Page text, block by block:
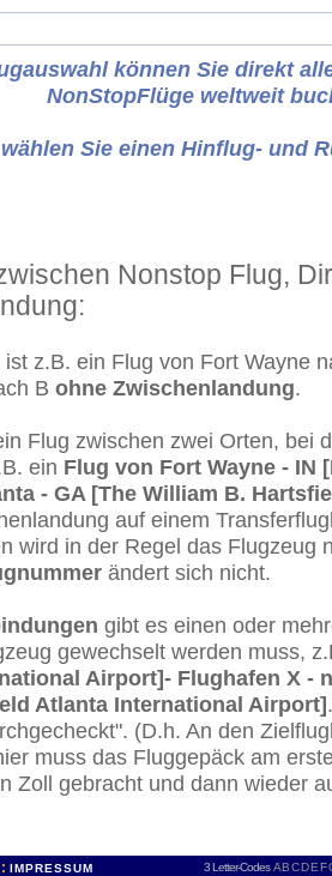
können Sie direkt
NonStopFlüge weltweit
Sie einen Hinflug- und
Nonstop Flug,
ist z.B. ein Flug von Fort Wayne
B ohne Zwischenlandung.
Flug zwischen zwei Orten, bei
ein Flug von Fort Wayne - IN
- GA [The William B.
auf einem
wird in der Regel das Flugzeug
ändert sich nicht.
gibt es einen oder
gewechselt werden muss,
Airport]- Flughafen X -
Atlanta International Airport]
(D.h. An den
muss das Fluggepäck am
Zoll gebracht und dann wieder
: IMPRESSUM 3 Letter-Codes ABCDEF